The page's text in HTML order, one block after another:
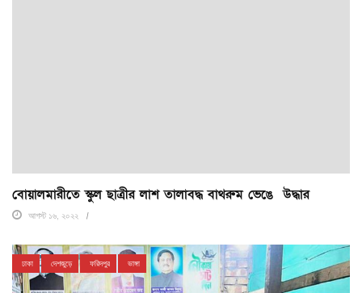
বোয়ালমারীতে স্কুল ছাত্রীর লাশ তালাবদ্ধ বাথরুম ভেঙে উদ্ধার
আগস্ট ১৬, ২০২২
ঢাকা দেশজুড়ে ফরিদপুর ভাঙ্গা